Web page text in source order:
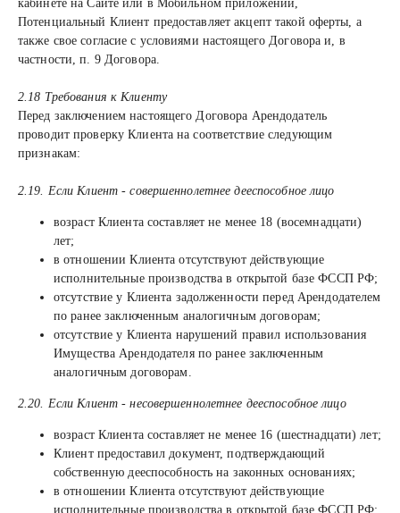
кабинете на Сайте или в Мобильном приложении,
Потенциальный Клиент предоставляет акцепт такой оферты, а
также свое согласие с условиями настоящего Договора и, в
частности, п. 9 Договора.
2.18 Требования к Клиенту
Перед заключением настоящего Договора Арендодатель
проводит проверку Клиента на соответствие следующим
признакам:
2.19. Если Клиент - совершеннолетнее дееспособное лицо
возраст Клиента составляет не менее 18 (восемнадцати)
лет;
в отношении Клиента отсутствуют действующие
исполнительные производства в открытой базе ФССП РФ;
отсутствие у Клиента задолженности перед Арендодателем
по ранее заключенным аналогичным договорам;
отсутствие у Клиента нарушений правил использования
Имущества Арендодателя по ранее заключенным
аналогичным договорам.
2.20. Если Клиент - несовершеннолетнее дееспособное лицо
возраст Клиента составляет не менее 16 (шестнадцати) лет;
Клиент предоставил документ, подтверждающий
собственную дееспособность на законных основаниях;
в отношении Клиента отсутствуют действующие
исполнительные производства в открытой базе ФССП РФ;